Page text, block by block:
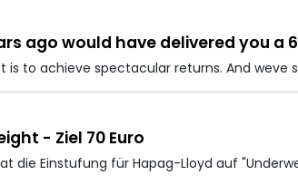
ago would have delivered you a
to achieve spectacular returns. And weve
- Ziel 70 Euro
die Einstufung für Hapag-Lloyd auf